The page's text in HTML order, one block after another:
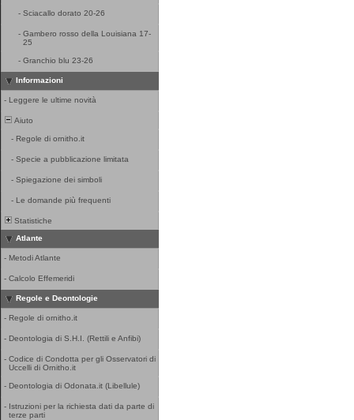
- Sciacallo dorato 20-26
- Gambero rosso della Louisiana 17-
25
- Granchio blu 23-26
Informazioni
- Leggere le ultime novità
Aiuto
- Regole di ornitho.it
- Specie a pubblicazione limitata
- Spiegazione dei simboli
- Le domande più frequenti
Statistiche
Atlante
- Metodi Atlante
- Calcolo Effemeridi
Regole e Deontologie
- Regole di ornitho.it
- Deontologia di S.H.I. (Rettili e Anfibi)
- Codice di Condotta per gli Osservatori di
Uccelli di Ornitho.it
- Deontologia di Odonata.it (Libellule)
- Istruzioni per la richiesta dati da parte di
terze parti